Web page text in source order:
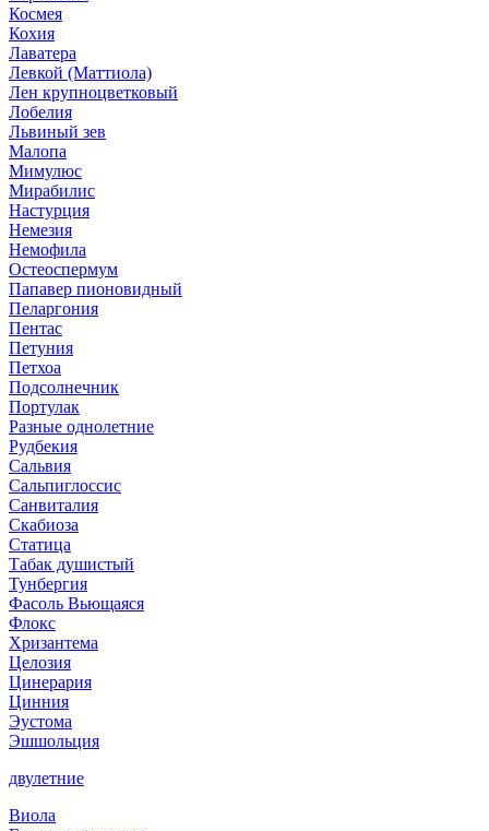
Космея
Кохия
Лаватера
Левкой (Маттиола)
Лен крупноцветковый
Лобелия
Львиный зев
Малопа
Мимулюс
Мирабилис
Настурция
Немезия
Немофила
Остеоспермум
Папавер пионовидный
Пеларгония
Пентас
Петуния
Петхоа
Подсолнечник
Портулак
Разные однолетние
Рудбекия
Сальвия
Сальпиглоссис
Санвиталия
Скабиоза
Статица
Табак душистый
Тунбергия
Фасоль Вьющаяся
Флокс
Хризантема
Целозия
Цинерария
Цинния
Эустома
Эшшольция
двулетние
Виола